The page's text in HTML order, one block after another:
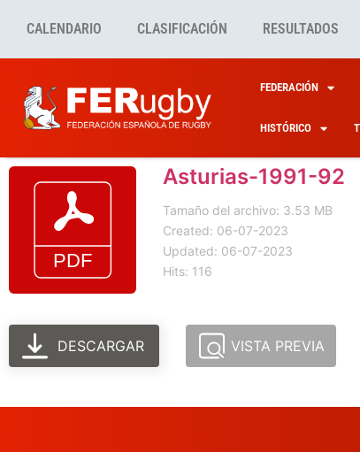
CALENDARIO CLASIFICACIÓN RESULTADOS
FEDERACIÓN
HISTÓRICO
Asturias-1991-92
Tamaño del archivo: 3.53 MB
Created: 06-07-2023
Updated: 06-07-2023
Hits: 116
DESCARGAR VISTA PREVIA